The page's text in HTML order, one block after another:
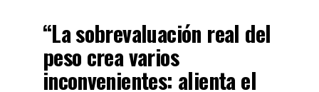
“La sobrevaluación real del
peso crea varios
inconvenientes: alienta el